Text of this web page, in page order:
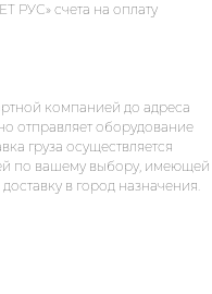
РУС» счета на оплату
компанией до адреса
отправляет оборудование
груза осуществляется
по вашему выбору, имеющей
в город назначения.